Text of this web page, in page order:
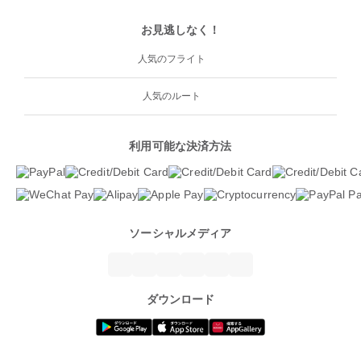
お見逃しなく！
人気のフライト
人気のルート
利用可能な決済方法
ソーシャルメディア
ダウンロード